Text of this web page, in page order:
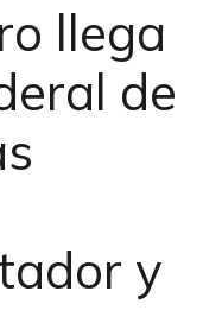
llega
de
y